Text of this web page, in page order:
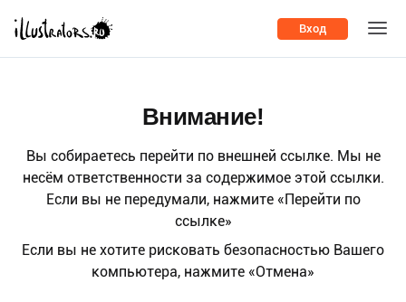
Вход
Внимание!
Вы собираетесь перейти по внешней ссылке. Мы не
несём ответственности за содержимое этой ссылки.
Если вы не передумали, нажмите «Перейти по
ссылке»
Если вы не хотите рисковать безопасностью Вашего
компьютера, нажмите «Отмена»